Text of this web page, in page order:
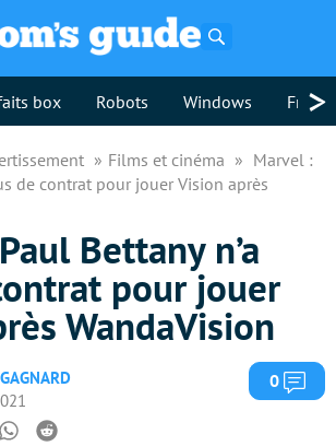
box Robots Windows >
Films et cinéma
Marvel :
de contrat pour jouer Vision après
Bettany n’a
pour jouer
WandaVision
0
Whatsapp
Reddit